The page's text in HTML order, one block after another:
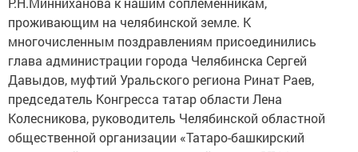
проживающим на челябинской земле. К
многочисленным поздравлениям присоединились
глава администрации города Челябинска Сергей
Давыдов, муфтий Уральского региона Ринат Раев,
председатель Конгресса татар области Лена
Колесникова, руководитель Челябинской областной
общественной организации «Татаро-башкирский